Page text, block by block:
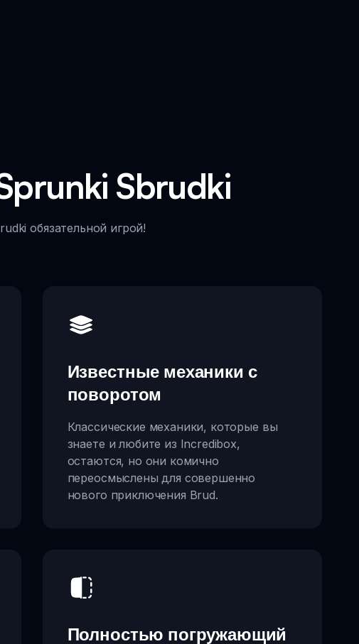
Sbrudki
обязательной игрой!
Известные механики с
поворотом
Классические механики, которые вы
знаете и любите из Incredibox,
остаются, но они комично
переосмыслены для совершенно
нового приключения Brud.
Полностью погружающий